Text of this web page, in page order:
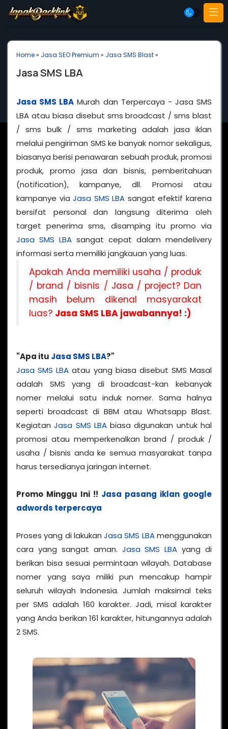
Home» Jasa SEO Premium » Jasa SMS Blast»
Jasa SMS LBA
Jasa SMS LBA Murah dan Terpercaya - Jasa SMS
LBA atau biasa disebut sms broadcast / sms blast
/ sms bulk / sms marketing adalah jasa iklan
melalui pengiriman SMS ke banyak nomor sekaligus,
biasanya berisi penawaran sebuah produk, promosi
produk, promo jasa dan bisnis, pemberitahuan
(notification), kampanye, dll. Promosi atau
kampanye viaJasa SMS LBA sangat efektif karena
bersifat personal dan langsung diterima oleh
target penerima sms, disamping itu promo via
Jasa SMS LBA sangat cepat dalam mendelivery
informasi serta memiliki jangkauan yang luas.
Apakah Anda memiliki usaha / produk
/ brand / bisnis / Jasa / project? Dan
masih belum dikenal masyarakat
luas? Jasa SMS LBA jawabannya! :)
"Apa itu Jasa SMS LBA?"
Jasa SMS LBA atau yang biasa disebut SMS Masal
adalah SMS yang di broadcast-kan kebanyak
nomer melalui satu induk nomer. Sama halnya
seperti broadcast di BBM atau Whatsapp Blast.
KegiatanJasa SMS LBAbiasa digunakan untuk hal
promosi atau memperkenalkan brand / produk /
usaha / bisnis anda ke semua masyarakat tanpa
harus tersedianya jaringan internet.
Promo Minggu Ini !! Jasa pasang iklan google
adwords terpercaya
Proses yang di lakukanJasa SMS LBAmenggunakan
cara yang sangat aman. Jasa SMS LBA yang di
berikan bisa sesuai permintaan wilayah. Database
nomer yang saya miliki pun mencakup hampir
seluruh wilayah Indonesia. Jumlah maksimal teks
per SMS adalah 160 karakter. Jadi, misal karakter
yang Anda berikan 161 karakter, hitungannya adalah
2 SMS.